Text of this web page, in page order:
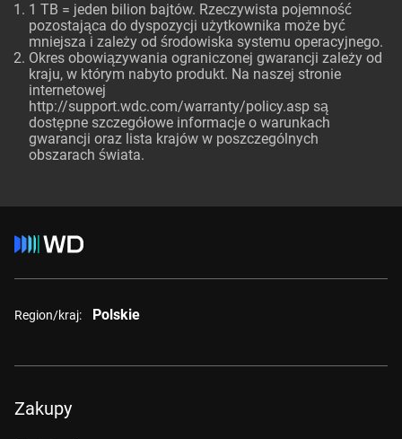
1 TB = jeden bilion bajtów. Rzeczywista pojemność
pozostająca do dyspozycji użytkownika może być
mniejsza i zależy od środowiska systemu operacyjnego.
Okres obowiązywania ograniczonej gwarancji zależy od
kraju, w którym nabyto produkt. Na naszej stronie
internetowej
http://support.wdc.com/warranty/policy.asp są
dostępne szczegółowe informacje o warunkach
gwarancji oraz lista krajów w poszczególnych
obszarach świata.
Region/kraj: Polskie
Zakupy